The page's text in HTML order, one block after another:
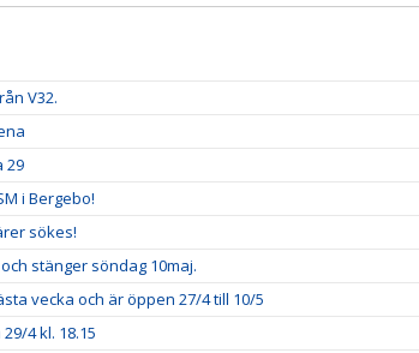
V32.
29
i Bergebo!
sökes!
stänger söndag 10maj.
vecka och är öppen 27/4 till 10/5
4 kl. 18.15